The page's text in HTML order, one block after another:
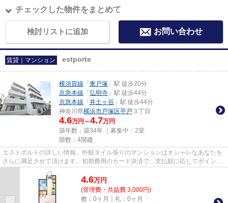
チェックした物件をまとめて
検討リストに追加 お問い合わせ
賃貸｜マンション estporte
横須賀線 「 東戸塚 」駅 徒歩20分
京急本線 「 弘明寺 」駅 徒歩44分
京急本線 「 井土ヶ谷 」駅 徒歩44分
神奈川県横浜市戸塚区平戸 ３丁目
4.6万円～4.7万円
築年数：築34年 ｜募集中： 2室
階数：4階建
エストポルトの詳しい情報。外観タイル張りのマンションはオシャレなあなたを
さらに満足させて頂けます。初期費用のカード決済で、支払額に応じてポイント
が貯まりますよ。内見のご連...
4.6万円
(管理費・共益費 3,000円)
敷：0ヶ月｜礼：0ヶ月